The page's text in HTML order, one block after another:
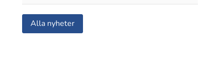
Alla nyheter